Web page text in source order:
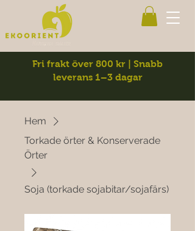
Fri frakt över 800 kr | Snabb
leverans 1–3 dagar
Hem
Torkade örter & Konserverade
Örter
Soja (torkade sojabitar/sojafärs)